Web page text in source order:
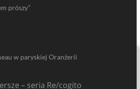
prószy”
w paryskiej Oranżerii
– seria Re/cogito